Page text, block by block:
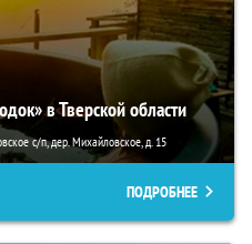
в Тверской области
с/п, дер. Михайловское, д. 15
ПОДРОБНЕЕ